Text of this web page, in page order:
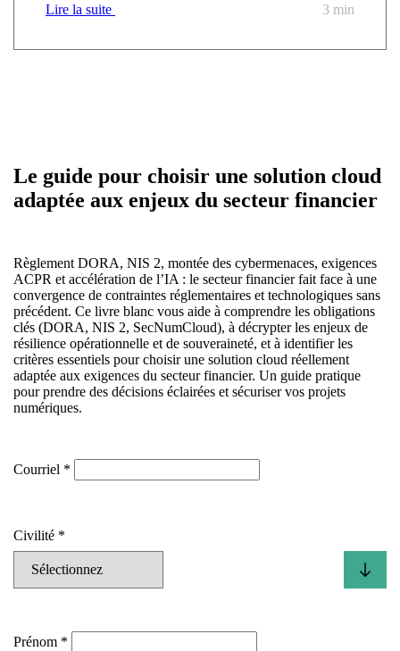
Lire la suite 3 min
Le guide pour choisir une solution cloud
adaptée aux enjeux du secteur financier
Règlement DORA, NIS 2, montée des cybermenaces, exigences
ACPR et accélération de l’IA : le secteur financier fait face à une
convergence de contraintes réglementaires et technologiques sans
précédent. Ce livre blanc vous aide à comprendre les obligations
clés (DORA, NIS 2, SecNumCloud), à décrypter les enjeux de
résilience opérationnelle et de souveraineté, et à identifier les
critères essentiels pour choisir une solution cloud réellement
adaptée aux exigences du secteur financier. Un guide pratique
pour prendre des décisions éclairées et sécuriser vos projets
numériques.
Courriel
Civilité
Prénom